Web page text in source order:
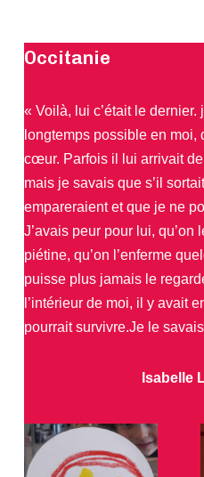
Occitanie
« Voilà, lui c’était le dernier.
longtemps possible en moi,
cœur. Parfois il lui arrivait
mais je savais que s’il
empareraient et que je ne
J’avais peur pour lui, qu’on
piétine, qu’on l’enferme
puisse plus jamais le
l’intérieur de moi, il y avait
pourrait survivre.Je le
Isabelle